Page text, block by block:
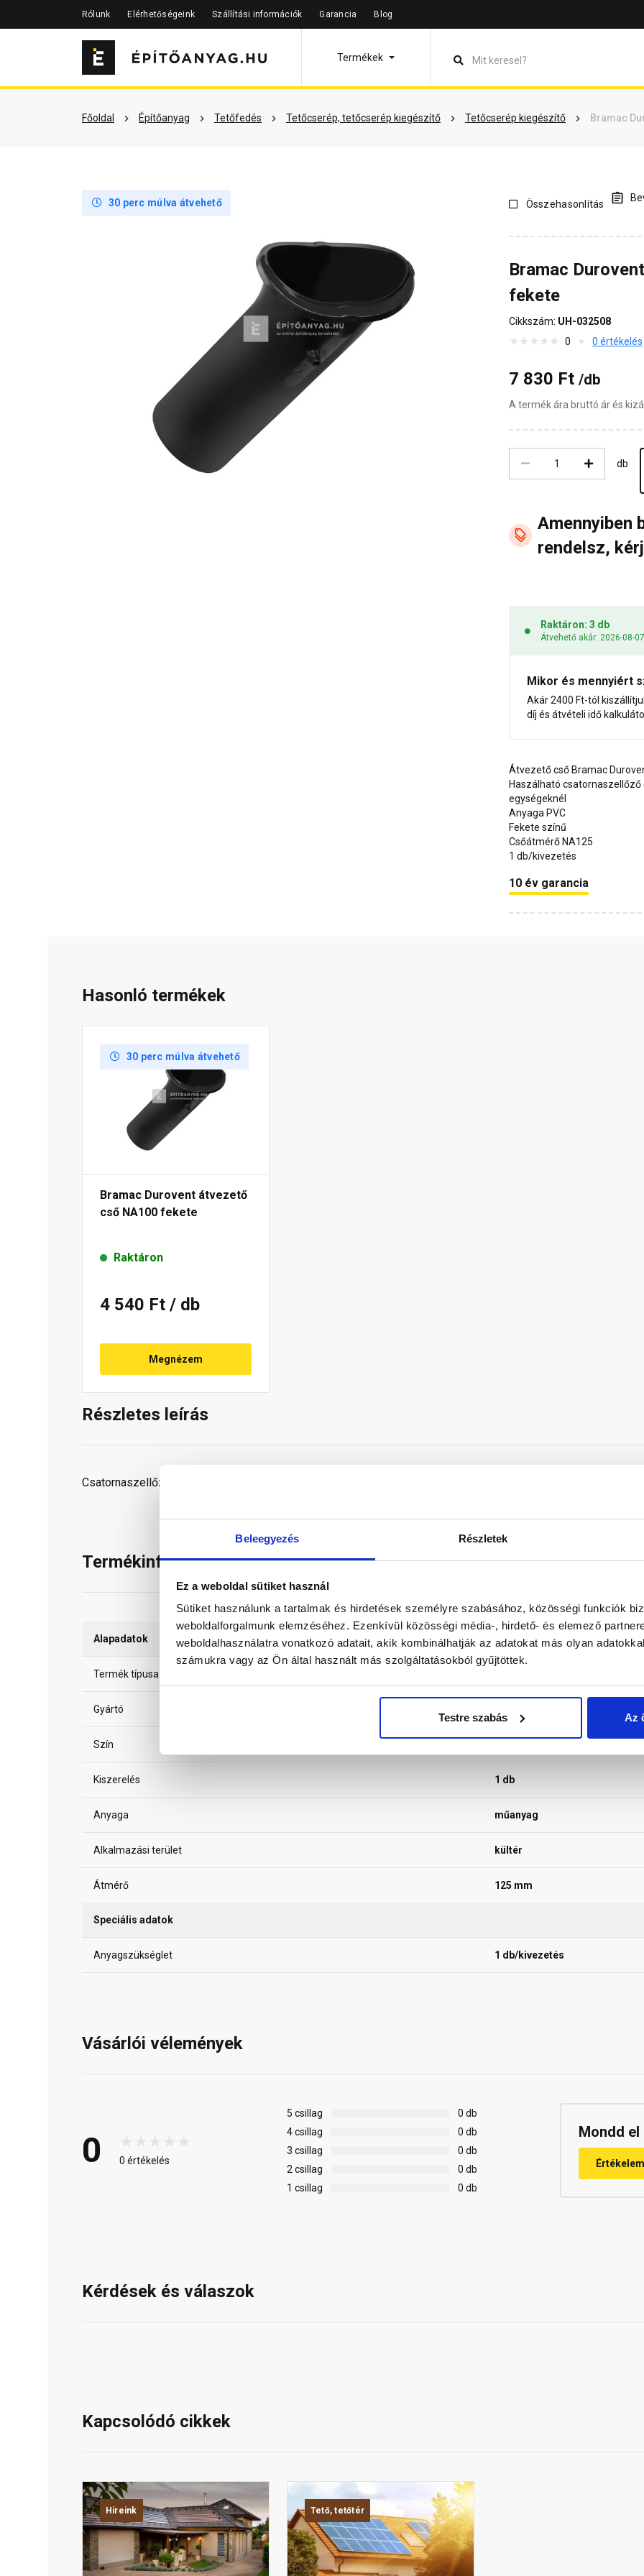
Beleegyezés Részletek
Ez a weboldal sütiket használ
Sütiket használunk a tartalmak és hirdetések személyre szabásához, közösségi funkciók
weboldalforgalmunk elemzéséhez. Ezenkívül közösségi média-, hirdető- és elemező
weboldalhasználatra vonatkozó adatait, akik kombinálhatják az adatokat más olyan
számukra vagy az Ön által használt más szolgáltatásokból gyűjtöttek.
Testre szabás Az
Rólunk Elérhetőségeink Szállítási információk Garancia Blog
Termékek
Főoldal Építőanyag Tetőfedés Tetőcserép, tetőcserép kiegészítő Tetőcserép kiegészítő Bramac
Szükséged lehet rá Részletes leírás Termékinformáció Vásárlói vélemények Kérdések
30 perc múlva átvehető Összehasonlítás
Bramac
fekete
Cikkszám: UH-032508
0
0 értékelés
7 830 Ft /db
A termék ára bruttó ár és
db
Amennyiben
rendelsz,
Raktáron: 3 db
Átvehető akár: 2026-08-07
Mikor és mennyiért
Akár 2400 Ft-tól
díj és átvételi idő
Átvezető cső Bramac
Haszálható
egységeknél
Anyaga PVC
Fekete színű
Csőátmérő NA125
1 db/kivezetés
10 év garancia
Hasonló termékek
30 perc múlva átvehető
Bramac Durovent átvezető
cső NA100 fekete
Raktáron
4 540 Ft / db
Megnézem
Részletes leírás
Csatornaszellőző, helyíségkiszellőztető adapter kiegészítő csőeleme, a fóliagyűrű és a műanyag adapter
Termékinformáció
Alapadatok
Termék típusa
Gyártó
Szín
Kiszerelés 1 db
Anyaga műanyag
Alkalmazási terület kültér
Átmérő 125 mm
Speciális adatok
Anyagszükséglet 1 db/kivezetés
Vásárlói vélemények
0 0 értékelés
5 csillag
0 db
4 csillag
0 db
3 csillag
0 db
2 csillag
0 db
1 csillag
0 db
Mondd el
Értékelem
Kérdések és válaszok
Kapcsolódó cikkek
Híreink Tető, tetőtér